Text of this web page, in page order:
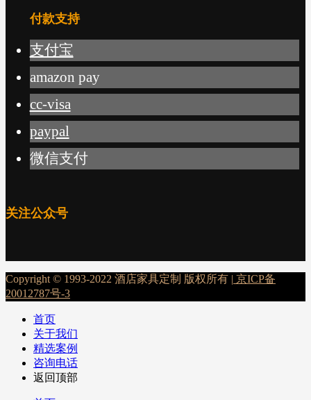
付款支持
支付宝
amazon pay
cc-visa
paypal
微信支付
关注公众号
Copyright © 1993-2022 酒店家具定制 版权所有 | 京ICP备
20012787号-3
首页
关于我们
精选案例
咨询电话
返回顶部